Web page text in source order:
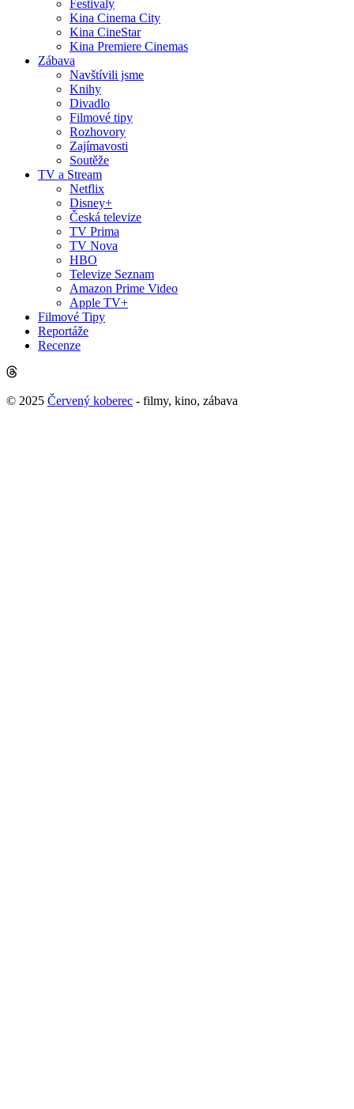
Festivaly
Kina Cinema City
Kina CineStar
Kina Premiere Cinemas
Zábava
Navštívili jsme
Knihy
Divadlo
Filmové tipy
Rozhovory
Zajímavosti
Soutěže
TV a Stream
Netflix
Disney+
Česká televize
TV Prima
TV Nova
HBO
Televize Seznam
Amazon Prime Video
Apple TV+
Filmové Tipy
Reportáže
Recenze
© 2025 Červený koberec - filmy, kino, zábava